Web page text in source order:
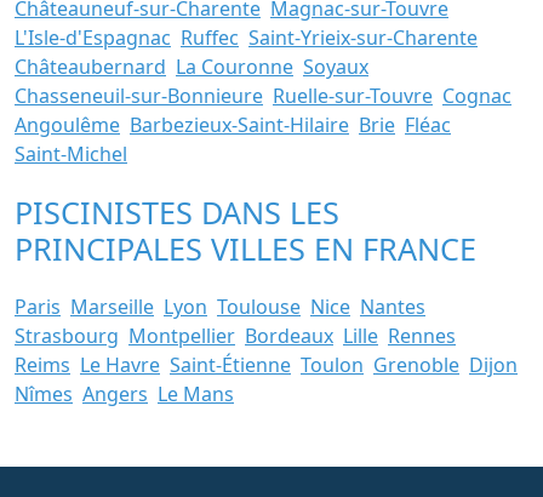
Châteauneuf-sur-Charente Magnac-sur-Touvre
L'Isle-d'Espagnac Ruffec Saint-Yrieix-sur-Charente
Châteaubernard La Couronne Soyaux
Chasseneuil-sur-Bonnieure Ruelle-sur-Touvre Cognac
Angoulême Barbezieux-Saint-Hilaire Brie Fléac
Saint-Michel
PISCINISTES DANS LES
PRINCIPALES VILLES EN FRANCE
Paris Marseille Lyon Toulouse Nice Nantes
Strasbourg Montpellier Bordeaux Lille Rennes
Reims Le Havre Saint-Étienne Toulon Grenoble Dijon
Nîmes Angers Le Mans